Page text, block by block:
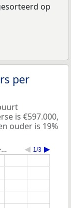
op
per
is €597.000,
ouder is 19%
1/3